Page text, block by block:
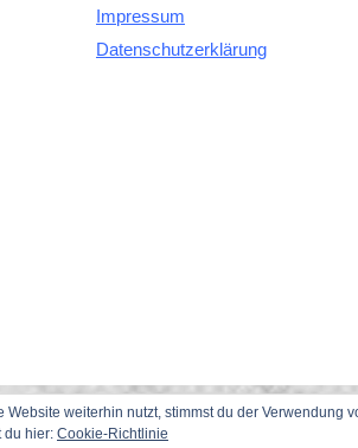
weiterhin nutzt, stimmst du der Verwendung
du hier: Cookie-Richtlinie
Impressum
Datenschutzerklärung